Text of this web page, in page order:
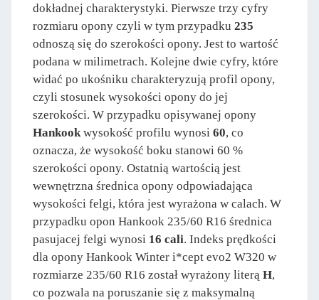
dokładnej charakterystyki. Pierwsze trzy cyfry
rozmiaru opony czyli w tym przypadku 235
odnoszą się do szerokości opony. Jest to wartość
podana w milimetrach. Kolejne dwie cyfry, które
widać po ukośniku charakteryzują profil opony,
czyli stosunek wysokości opony do jej
szerokości. W przypadku opisywanej opony
Hankook wysokość profilu wynosi 60, co
oznacza, że wysokość boku stanowi 60 %
szerokości opony. Ostatnią wartością jest
wewnętrzna średnica opony odpowiadająca
wysokości felgi, która jest wyrażona w calach. W
przypadku opon Hankook 235/60 R16 średnica
pasujacej felgi wynosi 16 cali. Indeks prędkości
dla opony Hankook Winter i*cept evo2 W320 w
rozmiarze 235/60 R16 został wyrażony literą H,
co pozwala na poruszanie się z maksymalną